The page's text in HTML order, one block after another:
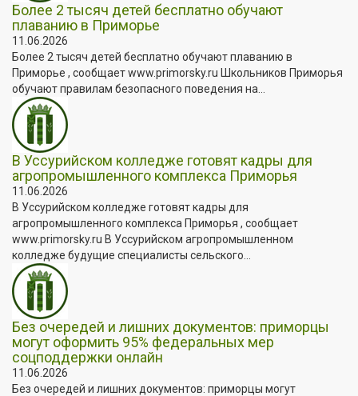
Более 2 тысяч детей бесплатно обучают
плаванию в Приморье
11.06.2026
Более 2 тысяч детей бесплатно обучают плаванию в
Приморье , сообщает www.primorsky.ru Школьников Приморья
обучают правилам безопасного поведения на...
В Уссурийском колледже готовят кадры для
агропромышленного комплекса Приморья
11.06.2026
В Уссурийском колледже готовят кадры для
агропромышленного комплекса Приморья , сообщает
www.primorsky.ru В Уссурийском агропромышленном
колледже будущие специалисты сельского...
Без очередей и лишних документов: приморцы
могут оформить 95% федеральных мер
соцподдержки онлайн
11.06.2026
Без очередей и лишних документов: приморцы могут